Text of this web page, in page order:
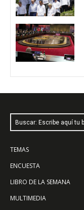
Buscar: Escribe aquí tu
TEMAS
ENCUESTA
LIBRO DE LA SEMANA
MULTIMEDIA